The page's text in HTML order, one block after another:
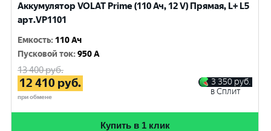
Аккумулятор VOLAT Prime (110 Ач, 12 V) Прямая, L+ L5
арт.VP1101
Емкость: 110 Ач
Пусковой ток:950 A
13 400руб.
12 410 руб.
при обмене
3 350 руб.
в Сплит
Купить в 1 клик